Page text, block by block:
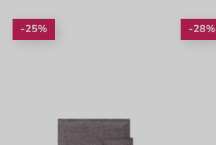
-25% -28%